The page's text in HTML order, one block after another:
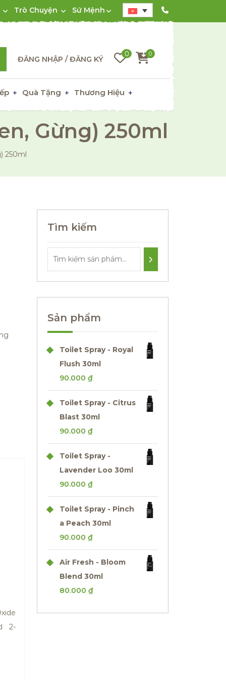
Trò Chuyện Sứ Mệnh
ĐĂNG NHẬP / ĐĂNG KÝ
0 0
Quà Tặng Thương Hiệu
Gừng) 250ml
250ml
2-
Tìm kiếm
Sản phẩm
Toilet Spray - Royal
Flush 30ml
90.000 ₫
Toilet Spray - Citrus
Blast 30ml
90.000 ₫
Toilet Spray -
Lavender Loo 30ml
90.000 ₫
Toilet Spray - Pinch
a Peach 30ml
90.000 ₫
Air Fresh - Bloom
Blend 30ml
80.000 ₫